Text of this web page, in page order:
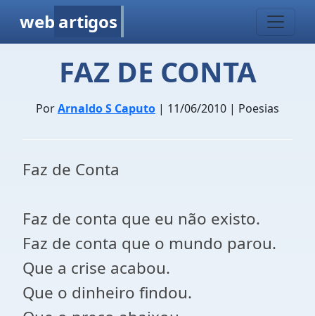
web artigos
FAZ DE CONTA
PorArnaldo S Caputo | 11/06/2010 | Poesias
Faz de Conta
Faz de conta que eu não existo.
Faz de conta que o mundo parou.
Que a crise acabou.
Que o dinheiro findou.